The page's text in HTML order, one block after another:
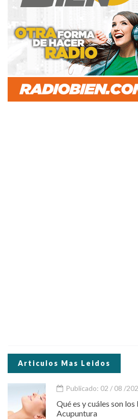
Articulos Mas Leidos
Publicado: 02 / 08 /
Qué es y cuáles son
Acupuntura